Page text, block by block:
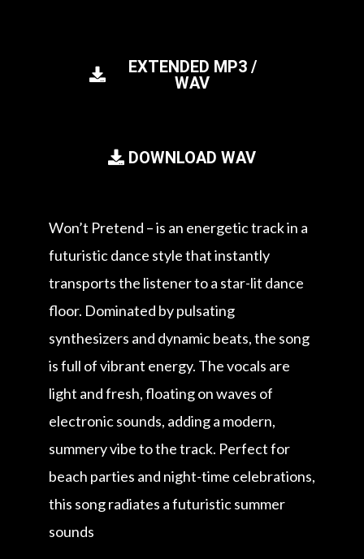
EXTENDED MP3 /
WAV
DOWNLOAD WAV
Won’t Pretend – is an energetic track in a
futuristic dance style that instantly
transports the listener to a star-lit dance
floor. Dominated by pulsating
synthesizers and dynamic beats, the song
is full of vibrant energy. The vocals are
light and fresh, floating on waves of
electronic sounds, adding a modern,
summery vibe to the track. Perfect for
beach parties and night-time celebrations,
this song radiates a futuristic summer
sounds